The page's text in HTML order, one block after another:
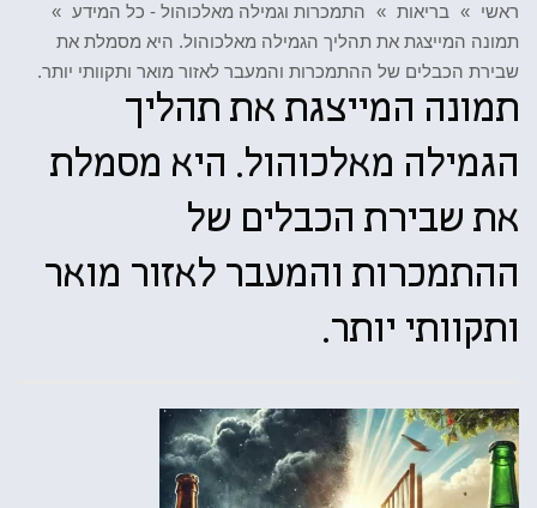
ראשי » בריאות » התמכרות וגמילה מאלכוהול - כל המידע »
תמונה המייצגת את תהליך הגמילה מאלכוהול. היא מסמלת את
שבירת הכבלים של ההתמכרות והמעבר לאזור מואר ותקוותי יותר.
תמונה המייצגת את תהליך
הגמילה מאלכוהול. היא מסמלת
את שבירת הכבלים של
ההתמכרות והמעבר לאזור מואר
ותקוותי יותר.